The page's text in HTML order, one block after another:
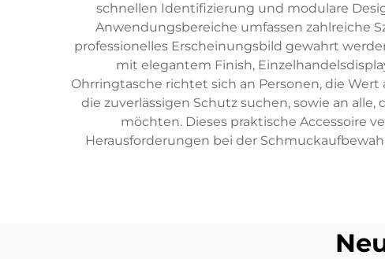
schnellen Identifizierung und modulare
Anwendungsbereiche umfassen zahlreiche
professionelles Erscheinungsbild gewahrt
mit elegantem Finish,
Ohrringtasche richtet sich an Personen, die
die zuverlässigen Schutz suchen, sowie an
möchten. Dieses praktische Accessoire
Herausforderungen bei der